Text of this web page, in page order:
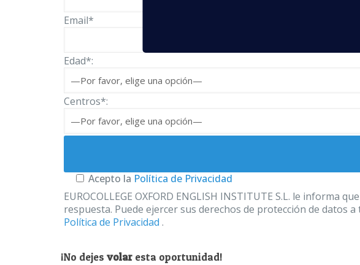
Email*
Edad*:
Centros*:
Acepto la Política de Privacidad
EUROCOLLEGE OXFORD ENGLISH INSTITUTE S.L. le
respuesta. Puede ejercer sus derechos de protección de datos
Política de Privacidad.
¡No dejesvolar esta oportunidad!